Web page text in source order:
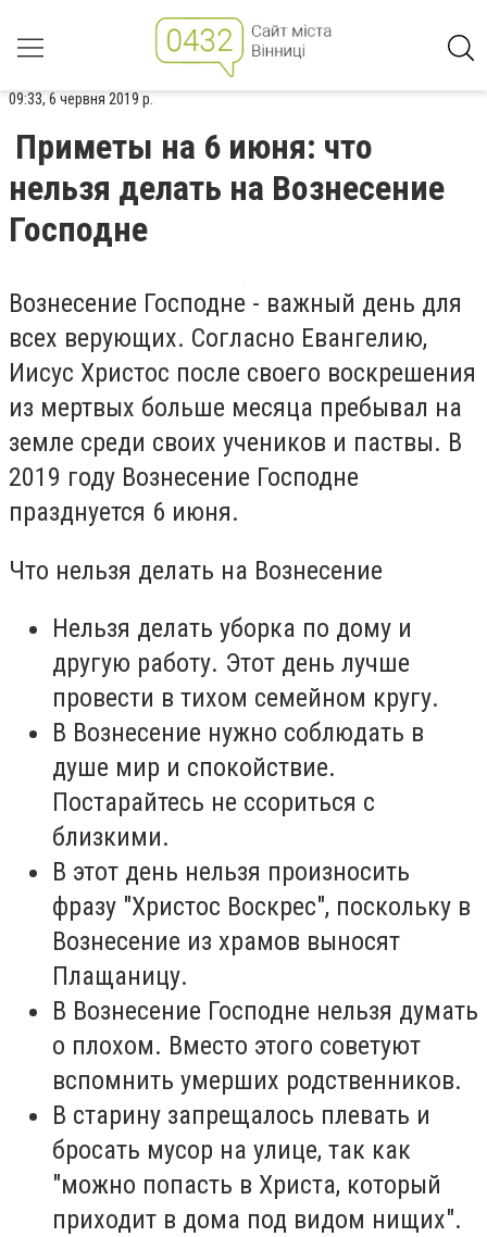
09:33, 6 червня 2019 р.
Приметы на 6 июня: что
нельзя делать на Вознесение
Господне
Вознесение Господне - важный день для
всех верующих. Согласно Евангелию,
Иисус Христос после своего воскрешения
из мертвых больше месяца пребывал на
земле среди своих учеников и паствы. В
2019 году Вознесение Господне
празднуется 6 июня.
Что нельзя делать на Вознесение
Нельзя делать уборка по дому и
другую работу. Этот день лучше
провести в тихом семейном кругу.
В Вознесение нужно соблюдать в
душе мир и спокойствие.
Постарайтесь не ссориться с
близкими.
В этот день нельзя произносить
фразу "Христос Воскрес", поскольку в
Вознесение из храмов выносят
Плащаницу.
В Вознесение Господне нельзя думать
о плохом. Вместо этого советуют
вспомнить умерших родственников.
В старину запрещалось плевать и
бросать мусор на улице, так как
"можно попасть в Христа, который
приходит в дома под видом нищих".